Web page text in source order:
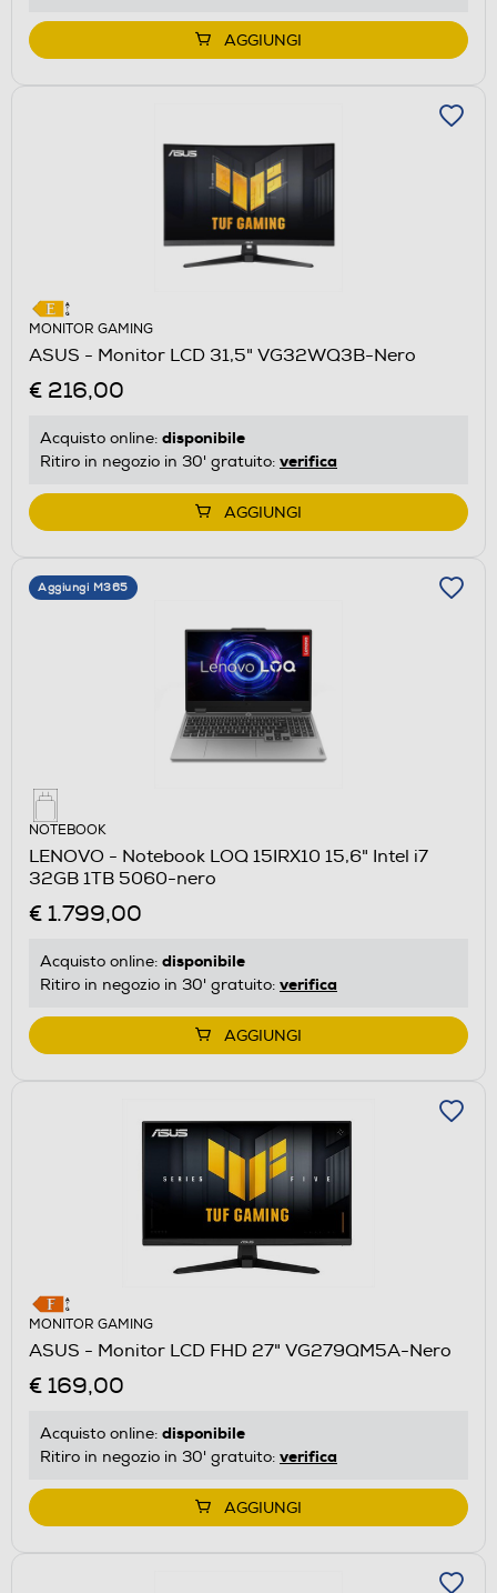
AGGIUNGI
MONITOR GAMING
ASUS - Monitor LCD 31,5" VG32WQ3B-Nero
€ 216,00
Acquisto online: disponibile
Ritiro in negozio in 30' gratuito: verifica
AGGIUNGI
Aggiungi M365
NOTEBOOK
LENOVO - Notebook LOQ 15IRX10 15,6" Intel i7
32GB 1TB 5060-nero
€ 1.799,00
Acquisto online: disponibile
Ritiro in negozio in 30' gratuito: verifica
AGGIUNGI
MONITOR GAMING
ASUS - Monitor LCD FHD 27" VG279QM5A-Nero
€ 169,00
Acquisto online: disponibile
Ritiro in negozio in 30' gratuito: verifica
AGGIUNGI